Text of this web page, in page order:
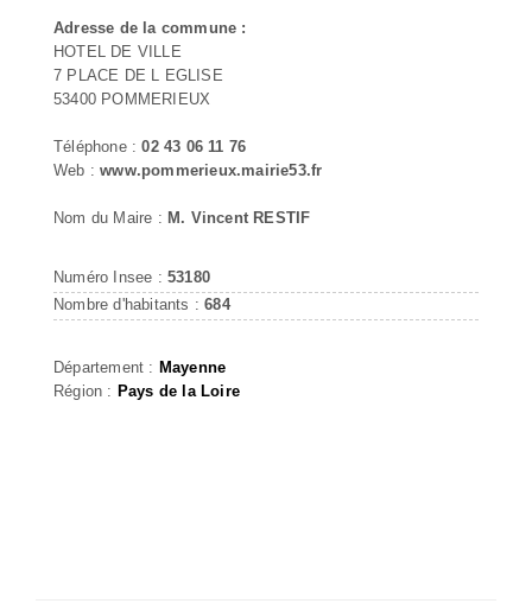
Adresse de la commune :
HOTEL DE VILLE
7 PLACE DE L EGLISE
53400 POMMERIEUX
Téléphone :02 43 06 11 76
Web :www.pommerieux.mairie53.fr
Nom du Maire : M. Vincent RESTIF
Numéro Insee : 53180
Nombre d'habitants :684
Département : Mayenne
Région : Pays de la Loire